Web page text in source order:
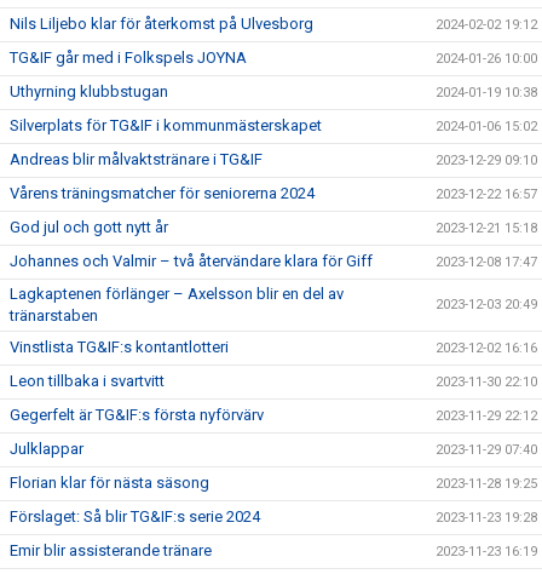
Nils Liljebo klar för återkomst på Ulvesborg 2024-02-02 19:12
TG&IF går med i Folkspels JOYNA 2024-01-26 10:00
Uthyrning klubbstugan 2024-01-19 10:38
Silverplats för TG&IF i kommunmästerskapet 2024-01-06 15:02
Andreas blir målvaktstränare i TG&IF 2023-12-29 09:10
Vårens träningsmatcher för seniorerna 2024 2023-12-22 16:57
God jul och gott nytt år 2023-12-21 15:18
Johannes och Valmir – två återvändare klara för Giff 2023-12-08 17:47
Lagkaptenen förlänger – Axelsson blir en del av
tränarstaben
2023-12-03 20:49
Vinstlista TG&IF:s kontantlotteri 2023-12-02 16:16
Leon tillbaka i svartvitt 2023-11-30 22:10
Gegerfelt är TG&IF:s första nyförvärv 2023-11-29 22:12
Julklappar 2023-11-29 07:40
Florian klar för nästa säsong 2023-11-28 19:25
Förslaget: Så blir TG&IF:s serie 2024 2023-11-23 19:28
Emir blir assisterande tränare 2023-11-23 16:19